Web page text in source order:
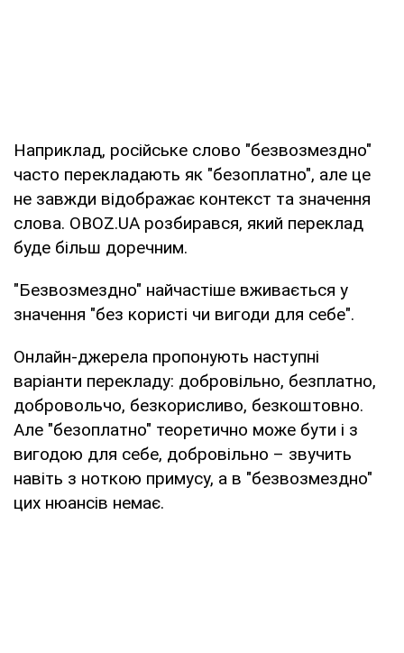
Наприклад, російське слово "безвозмездно"
часто перекладають як "безоплатно", але це
не завжди відображає контекст та значення
слова. OBOZ.UA розбирався, який переклад
буде більш доречним.
"Безвозмездно" найчастіше вживається у
значення "без користі чи вигоди для себе".
Онлайн-джерела пропонують наступні
варіанти перекладу: добровільно, безплатно,
добровольчо, безкорисливо, безкоштовно.
Але "безоплатно" теоретично може бути і з
вигодою для себе, добровільно – звучить
навіть з ноткою примусу, а в "безвозмездно"
цих нюансів немає.